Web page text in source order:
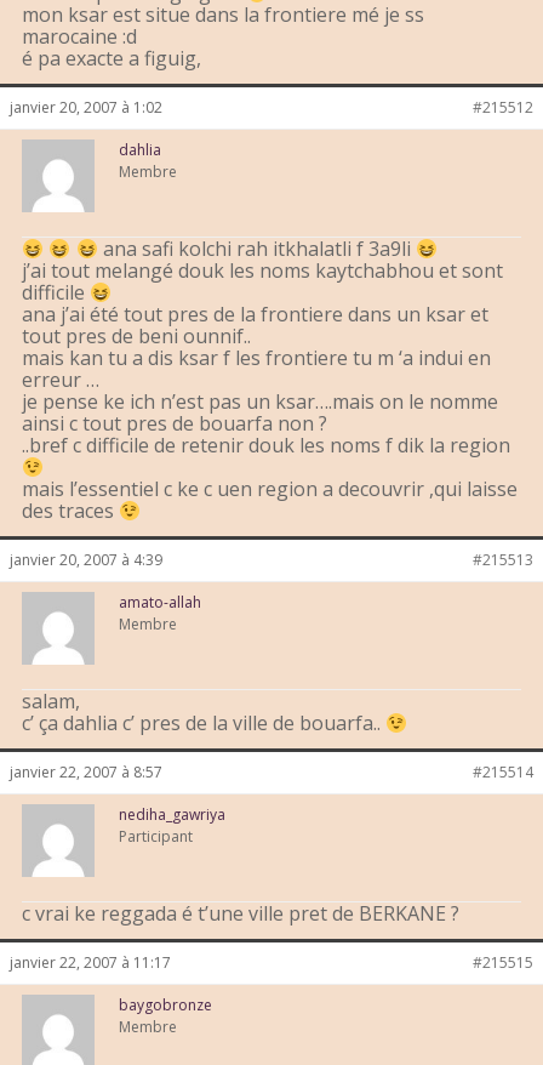
mon ksar est situe dans la frontiere mé je ss
marocaine :d
é pa exacte a figuig,
janvier 20, 2007 à 1:02 #215512
dahlia
Membre
ana safi kolchi rah itkhalatli f 3a9li
j’ai tout melangé douk les noms kaytchabhou et sont
difficile
ana j’ai été tout pres de la frontiere dans un ksar et
tout pres de beni ounnif..
mais kan tu a dis ksar f les frontiere tu m ‘a indui en
erreur …
je pense ke ich n’est pas un ksar….mais on le nomme
ainsi c tout pres de bouarfa non ?
..bref c difficile de retenir douk les noms f dik la region
mais l’essentiel c ke c uen region a decouvrir ,qui laisse
des traces
janvier 20, 2007 à 4:39 #215513
amato-allah
Membre
salam,
c’ ça dahlia c’ pres de la ville de bouarfa..
janvier 22, 2007 à 8:57 #215514
nediha_gawriya
Participant
c vrai ke reggada é t’une ville pret de BERKANE ?
janvier 22, 2007 à 11:17 #215515
baygobronze
Membre